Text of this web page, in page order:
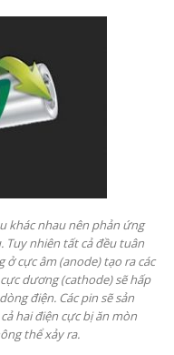
khác nhau nên phản ứng
Tuy nhiên tất cả đều tuân
cực âm (anode) tạo ra các
dương (cathode) sẽ hấp
điện. Các pin sẽ sản
hai điện cực bị ăn mòn
thể xảy ra.